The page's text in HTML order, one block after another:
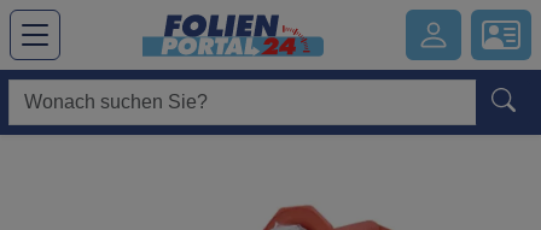
Hauptregion der Seite anspringen